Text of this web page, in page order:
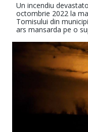
Un incendiu
octombrie 2022 la
Tomisului din
ars mansarda pe o